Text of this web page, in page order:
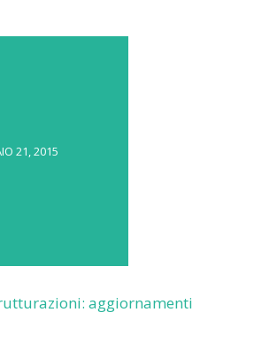
21, 2015
aggiornamenti